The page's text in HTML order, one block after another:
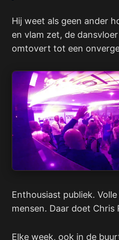
Hij weet als geen ander
en vlam zet, de
omtovert tot een
Enthousiast publiek.
mensen. Daar doet Chris
Elke week, ook in de